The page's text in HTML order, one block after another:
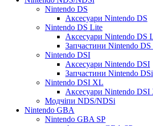
Nintendo DS
Аксесуари Nintendo DS
Nintendo DS Lite
Аксесуари Nintendo DS
Запчастини Nintendo
Nintendo DSI
Аксесуари Nintendo DSI
Запчастини Nintendo DSi
Nintendo DSI XL
Аксесуари Nintendo DSI
Модчіпи NDS/NDSi
Nintendo GBA
Nintendo GBA SP